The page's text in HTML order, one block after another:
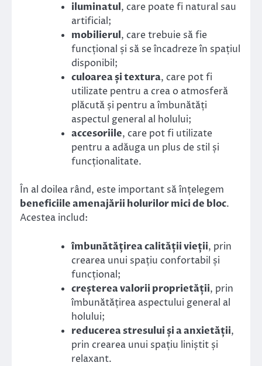
iluminatul, care poate fi natural sau
artificial;
mobilierul, care trebuie să fie
funcțional și să se încadreze în spațiul
disponibil;
culoarea și textura, care pot fi
utilizate pentru a crea o atmosferă
plăcută și pentru a îmbunătăți
aspectul general al holului;
accesoriile, care pot fi utilizate
pentru a adăuga un plus de stil și
funcționalitate.
În al doilea rând, este important să înțelegem
beneficiile amenajării holurilor mici de bloc.
Acestea includ:
îmbunătățirea calității vieții, prin
crearea unui spațiu confortabil și
funcțional;
creșterea valorii proprietății, prin
îmbunătățirea aspectului general al
holului;
reducerea stresului și a anxietății,
prin crearea unui spațiu liniștit și
relaxant.